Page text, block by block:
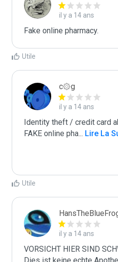
il y a 14 ans
Fake online pharmacy.
Utile
c۞g
il y a 14 ans
Identity theft / credit card
FAKE online pha... Lire La
Utile
il y a 14 ans
VORSICHT HIER SIND